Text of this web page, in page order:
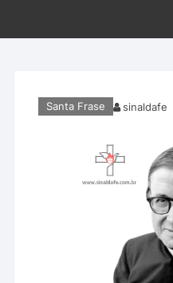
Santa Frase sinaldafe